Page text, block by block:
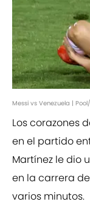
Messi vs Venezuela |
Los corazones
en el partido
Martínez le dio
en la carrera
varios minutos.